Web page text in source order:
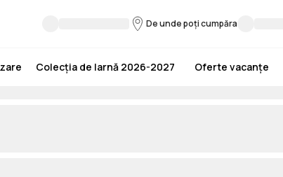
De unde poți cumpăra
Colecția de Iarnă 2026-2027 Oferte vacanțe